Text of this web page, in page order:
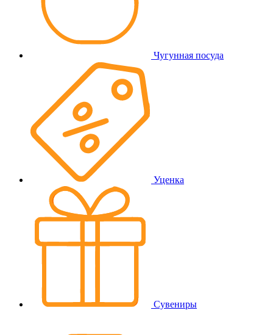
Чугунная посуда
Уценка
Сувениры